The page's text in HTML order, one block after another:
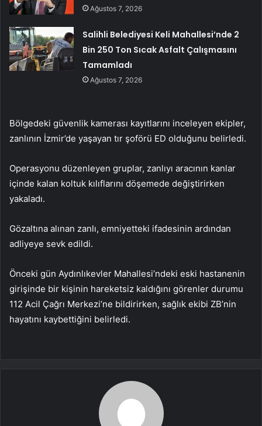
Ağustos 7, 2026
Salihli Belediyesi Keli Mahallesi’nde 2
Bin 250 Ton Sıcak Asfalt Çalışmasını
Tamamladı
Ağustos 7, 2026
Bölgedeki güvenlik kamerası kayıtlarını inceleyen ekipler,
zanlının İzmir’de yaşayan tır şoförü ED olduğunu belirledi.
Operasyonu düzenleyen gruplar, zanlıyı aracının kanlar
içinde kalan koltuk kılıflarını döşemede değiştirirken
yakaladı.
Gözaltına alınan zanlı, emniyetteki ifadesinin ardından
adliyeye sevk edildi.
Önceki gün Aydınlıkevler Mahallesi’ndeki eski hastanenin
girişinde bir kişinin hareketsiz kaldığını görenler durumu
112 Acil Çağrı Merkezi’ne bildirirken, sağlık ekibi ZB’nin
hayatını kaybettiğini belirledi.